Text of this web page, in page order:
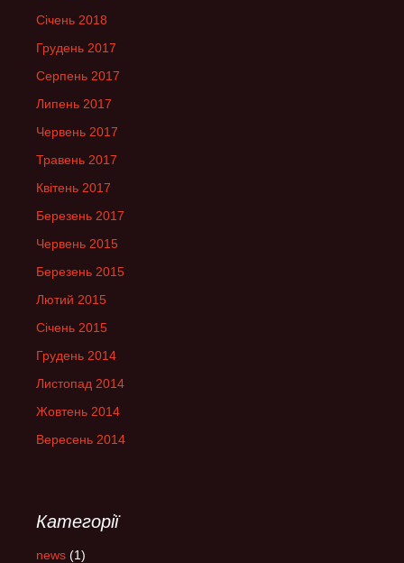
Січень 2018
Грудень 2017
Серпень 2017
Липень 2017
Червень 2017
Травень 2017
Квітень 2017
Березень 2017
Червень 2015
Березень 2015
Лютий 2015
Січень 2015
Грудень 2014
Листопад 2014
Жовтень 2014
Вересень 2014
Категорії
news (1)